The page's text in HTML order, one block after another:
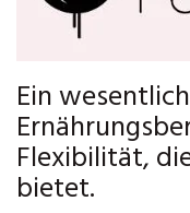
Ein
Flexibilität,
bietet.